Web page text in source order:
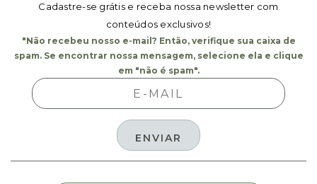
Cadastre-se grátis e receba nossa newsletter com
conteúdos exclusivos!
"Não recebeu nosso e-mail? Então, verifique sua caixa de
spam. Se encontrar nossa mensagem, selecione ela e clique
em "não é spam".